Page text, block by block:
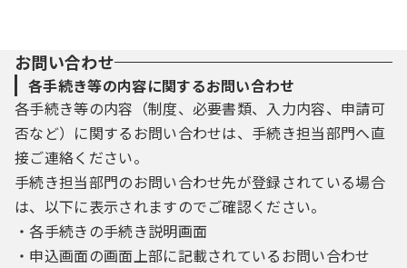
お問い合わせ
各手続き等の内容に関するお問い合わせ
各手続き等の内容（制度、必要書類、入力内容、申請可
否など）に関するお問い合わせは、手続き担当部門へ直
接ご連絡ください。
手続き担当部門のお問い合わせ先が登録されている場合
は、以下に表示されますのでご確認ください。
・各手続きの手続き説明画面
・申込画面の画面上部に記載されているお問い合わせ